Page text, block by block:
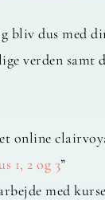
bliv dus med
verden samt
online
1, 2 og 3”
med